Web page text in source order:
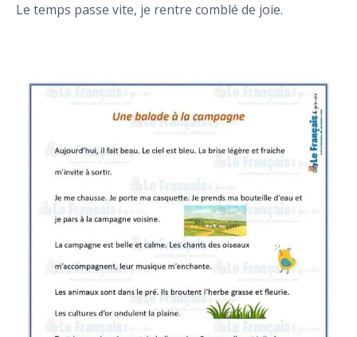
Le temps passe vite, je rentre comblé de joie.